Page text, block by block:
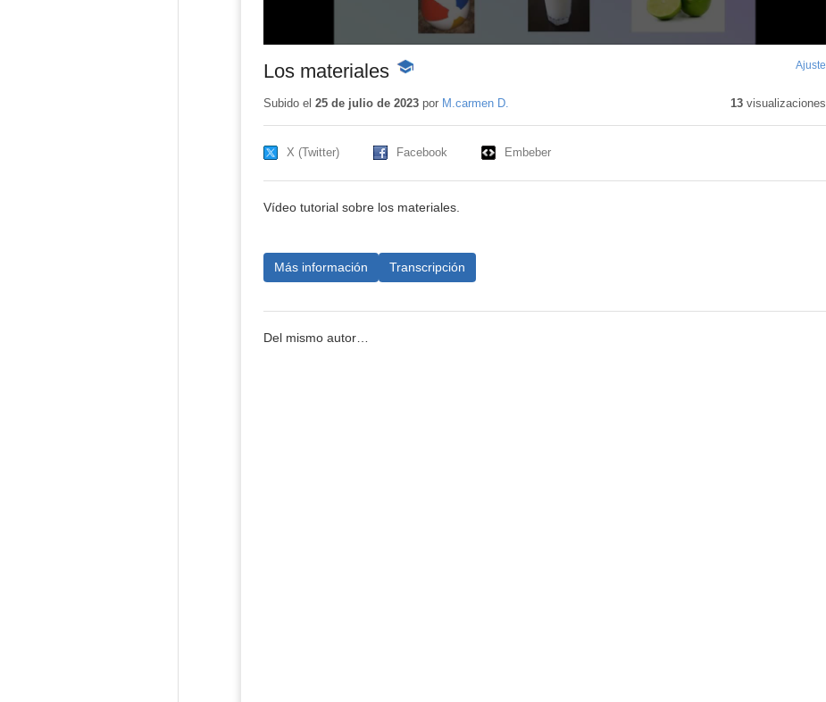
Los materiales -
educativo
Ajuste
Subido el 25 de julio de 2023por M.carmen D. 13visualizaciones
X (Twitter) Facebook Embeber
Vídeo tutorial sobre los materiales.
Más información Transcripción
Del mismo autor…